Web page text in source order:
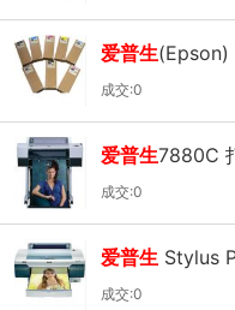
爱普生(Epson)
7B系列墨盒
成交:0
爱普生7880C
成交:0
爱普生 Stylus
成交:0